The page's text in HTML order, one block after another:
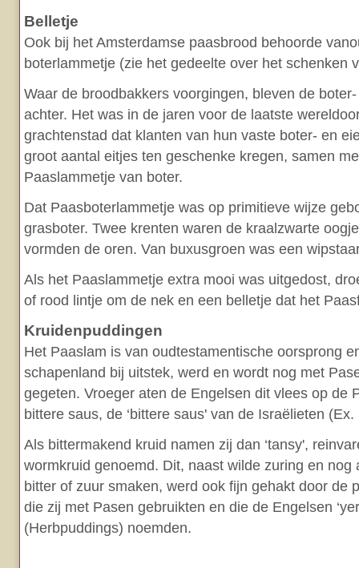
Belletje
Ook bij het Amsterdamse paasbrood behoorde
boterlammetje (zie het gedeelte over het schenken
Waar de broodbakkers voorgingen, bleven de
achter. Het was in de jaren voor de laatste
grachtenstad dat klanten van hun vaste boter- en
groot aantal eitjes ten geschenke kregen, samen
Paaslammetje van boter.
Dat Paasboterlammetje was op primitieve wijze
grasboter. Twee krenten waren de kraalzwarte
vormden de oren. Van buxusgroen was een
Als het Paaslammetje extra mooi was uitgedost,
of rood lintje om de nek en een belletje dat het
Kruidenpuddingen
Het Paaslam is van oudtestamentische oorsprong
schapenland bij uitstek, werd en wordt nog met
gegeten. Vroeger aten de Engelsen dit vlees op de
bittere saus, de ‘bittere saus' van de Israëlieten
Als bittermakend kruid namen zij dan ‘tansy',
wormkruid genoemd. Dit, naast wilde zuring en nog
bitter of zuur smaken, werd ook fijn gehakt door de
die zij met Pasen gebruikten en die de Engelsen
(Herbpuddings) noemden.